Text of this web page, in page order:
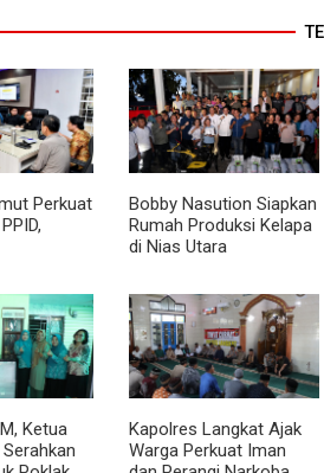
Perkuat
Nomor 2
Bobby Nasution Siapkan
Rumah Produksi Kelapa
di Nias Utara
Ketua
Kapolres Langkat Ajak
Warga Perkuat Iman